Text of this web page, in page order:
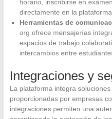
horario, inscribirse en
directamente en la plataforma.
Herramientas de
org ofrece mensajerías
espacios de trabajo
intercambios entre
Integraciones y
La plataforma integra soluciones
proporcionadas por empresas
integraciones permiten una